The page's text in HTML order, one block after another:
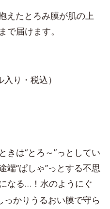
えたとろみ膜が肌の上
で届けます。
り・税込）
きは“とろ～”っとしてい
端“ぱしゃ”っとする不思
なる…！水のようにぐ
っかりうるおい膜で守ら